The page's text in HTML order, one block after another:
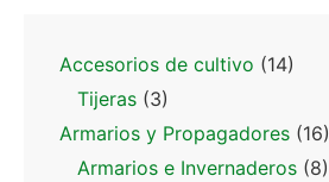
Accesorios de cultivo (14)
Tijeras (3)
Armarios y Propagadores (16)
Armarios e Invernaderos (8)